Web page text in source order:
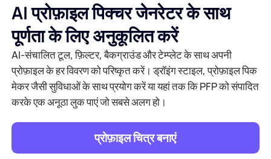
AI प्रोफ़ाइल पिक्चर जेनरेटर के साथ
पूर्णता के लिए अनुकूलित करें
AI-संचालित टूल, फ़िल्टर, बैकग्राउंड और टेम्प्लेट के साथ अपनी
प्रोफ़ाइल के हर विवरण को परिष्कृत करें। ड्रॉइंग स्टाइल, प्रोफ़ाइल पिक
मेकर जैसी सुविधाओं के साथ प्रयोग करें या यहां तक कि PFP को संपादित
करके एक अनूठा लुक पाएं जो सबसे अलग हो।
प्रोफ़ाइल चित्र बनाएं